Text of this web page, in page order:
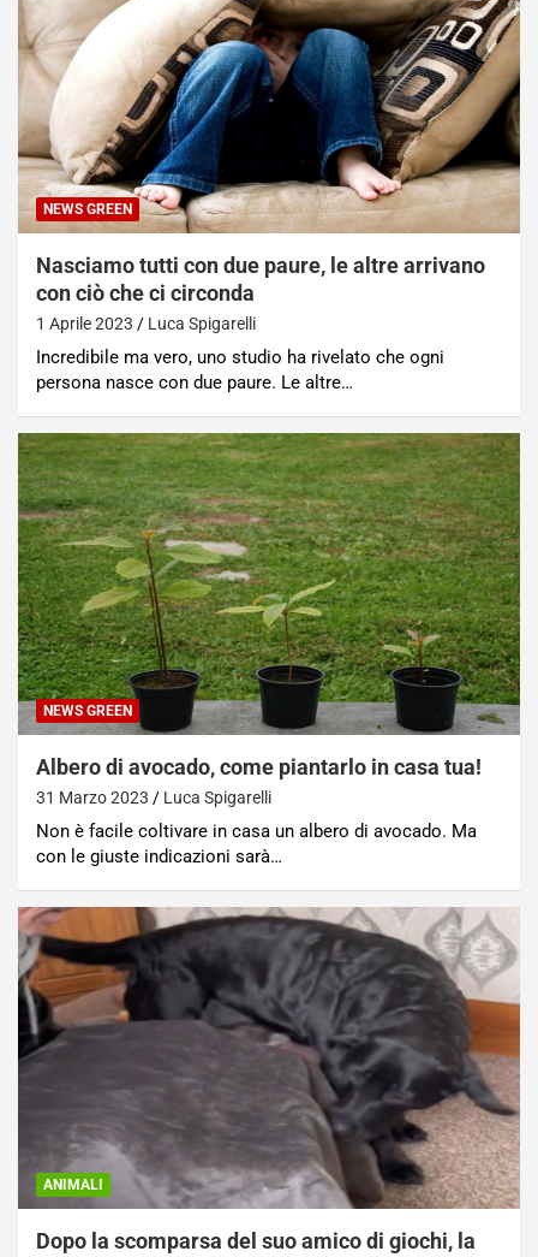
NEWS GREEN
Nasciamo tutti con due paure, le altre arrivano
con ciò che ci circonda
1 Aprile 2023 Luca Spigarelli
Incredibile ma vero, uno studio ha rivelato che ogni
persona nasce con due paure. Le altre…
NEWS GREEN
Albero di avocado, come piantarlo in casa tua!
31 Marzo 2023 Luca Spigarelli
Non è facile coltivare in casa un albero di avocado. Ma
con le giuste indicazioni sarà…
ANIMALI
Dopo la scomparsa del suo amico di giochi, la